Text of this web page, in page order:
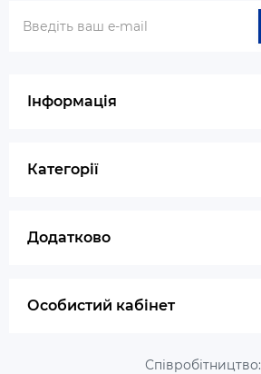
Інформація
Категорії
Додатково
Особистий кабінет
Співробітництво: